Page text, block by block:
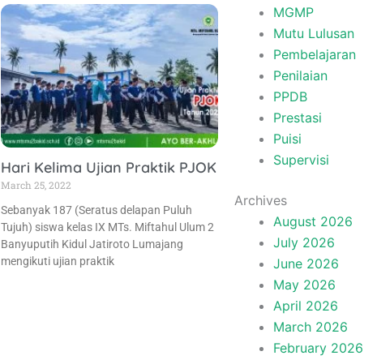
Hari Kelima Ujian Praktik PJOK
March 25, 2022
Sebanyak 187 (Seratus delapan Puluh
Tujuh) siswa kelas IX MTs. Miftahul Ulum 2
Banyuputih Kidul Jatiroto Lumajang
mengikuti ujian praktik
MGMP
Mutu Lulusan
Pembelajaran
Penilaian
PPDB
Prestasi
Puisi
Supervisi
Archives
August 2026
July 2026
June 2026
May 2026
April 2026
March 2026
February 2026